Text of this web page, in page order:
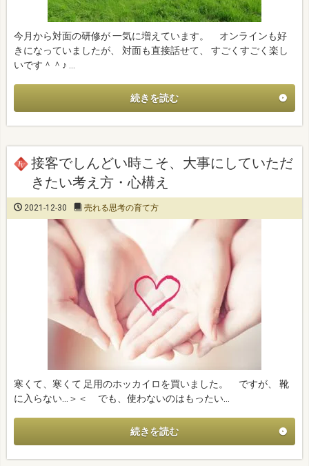
今月から対面の研修が 一気に増えています。 オンラインも好
きになっていましたが、 対面も直接話せて、 すごくすごく楽し
いです＾＾♪ …
続きを読む
接客でしんどい時こそ、大事にしていただ
きたい考え方・心構え
2021-12-30 売れる思考の育て方
寒くて、寒くて 足用のホッカイロを買いました。 ですが、 靴
に入らない…＞＜ でも、使わないのはもったい…
続きを読む